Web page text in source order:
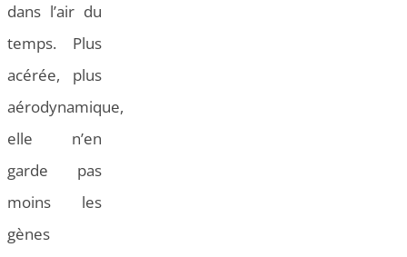
dans l’air du
temps. Plus
acérée, plus
aérodynamique,
elle n’en
garde pas
moins les
gènes